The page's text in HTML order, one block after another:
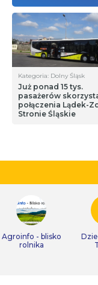
Kategoria: Dolny Śląsk
Już ponad 15 tys.
pasażerów
połączenia Lądek-
Stronie Śląskie
Agroinfo - blisko
rolnika